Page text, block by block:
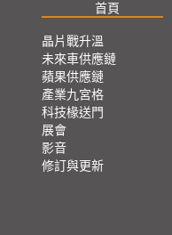
首頁
晶片戰升溫
未來車供應鏈
蘋果供應鏈
產業九宮格
科技椽送門
展會
影音
修訂與更新